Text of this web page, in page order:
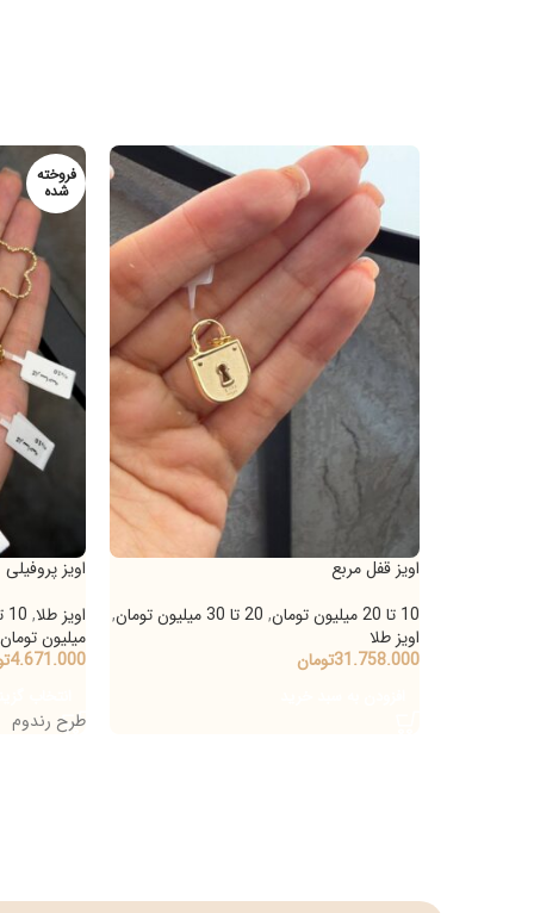
اویز قفل مربع
,20 تا 30 میلیون تومان
,
31.758.000تومان
فروخته
شده
اویز پروفیلی ونکلیف
اویز طلا
10 تا 20 میلیون تومان
میلیون تومان
4.671.000تومان